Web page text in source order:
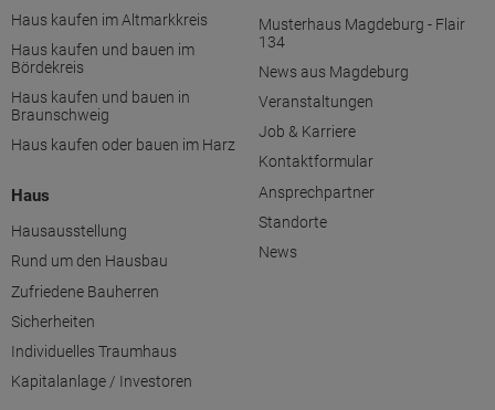
Haus kaufen im Altmarkkreis
Haus kaufen und bauen im
Bördekreis
Haus kaufen und bauen in
Braunschweig
Haus kaufen oder bauen im Harz
Haus
Hausausstellung
Rund um den Hausbau
Zufriedene Bauherren
Sicherheiten
Individuelles Traumhaus
Kapitalanlage / Investoren
Musterhaus Magdeburg - Flair
134
News aus Magdeburg
Veranstaltungen
Job & Karriere
Kontaktformular
Ansprechpartner
Standorte
News